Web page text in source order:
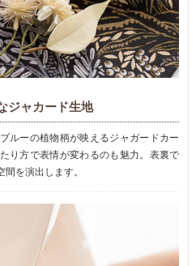
ジャカード生地
ルーの植物柄が映えるジャガードカー
り方で表情が変わるのも魅力。表裏で
を演出します。